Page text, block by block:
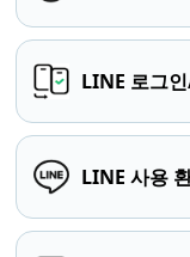
LINE 로그
LINE 사용